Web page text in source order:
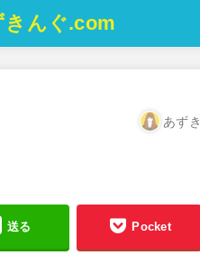
きんぐ.com
あずき
送る Pocket